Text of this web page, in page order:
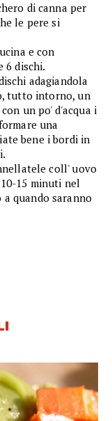
di canna per
le pere si
e con
6 dischi.
adagiandola
tutto intorno, un
un po' d'acqua i
una
bene i bordi in
coll' uovo
15 minuti nel
quando saranno